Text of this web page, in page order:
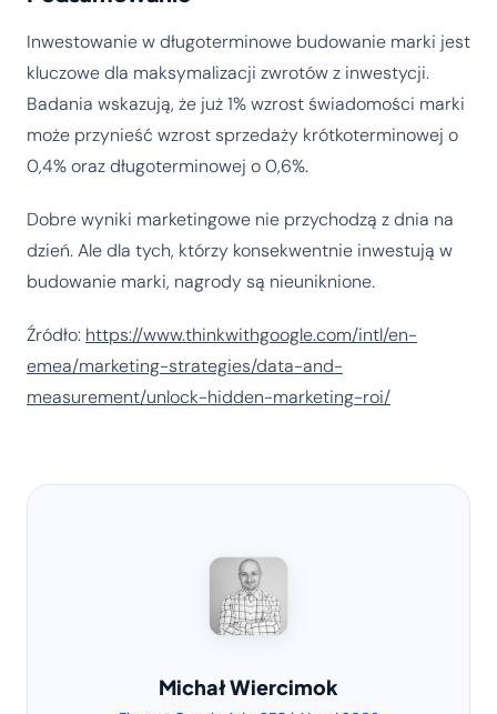
Inwestowanie w długoterminowe budowanie marki jest
kluczowe dla maksymalizacji zwrotów z inwestycji.
Badania wskazują, że już 1% wzrost świadomości marki
może przynieść wzrost sprzedaży krótkoterminowej o
0,4% oraz długoterminowej o 0,6%.
Dobre wyniki marketingowe nie przychodzą z dnia na
dzień. Ale dla tych, którzy konsekwentnie inwestują w
budowanie marki, nagrody są nieuniknione.
Źródło: https://www.thinkwithgoogle.com/intl/en-
emea/marketing-strategies/data-and-
measurement/unlock-hidden-marketing-roi/
Michał Wiercimok